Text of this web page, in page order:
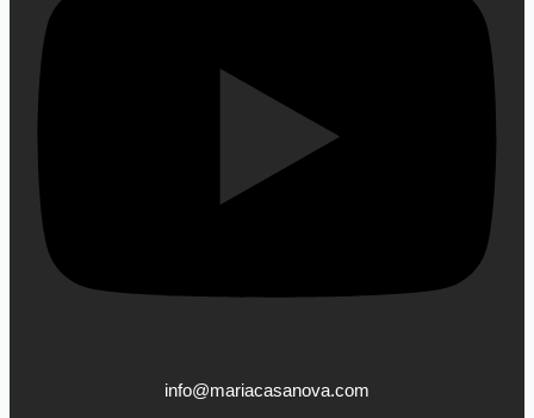
info@mariacasanova.com